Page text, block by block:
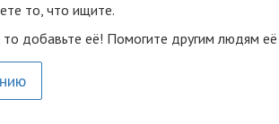
то, что ищите.
добавьте её! Помогите другим людям